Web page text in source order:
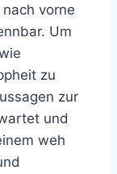
vorne
Um
zu
zur
und
weh